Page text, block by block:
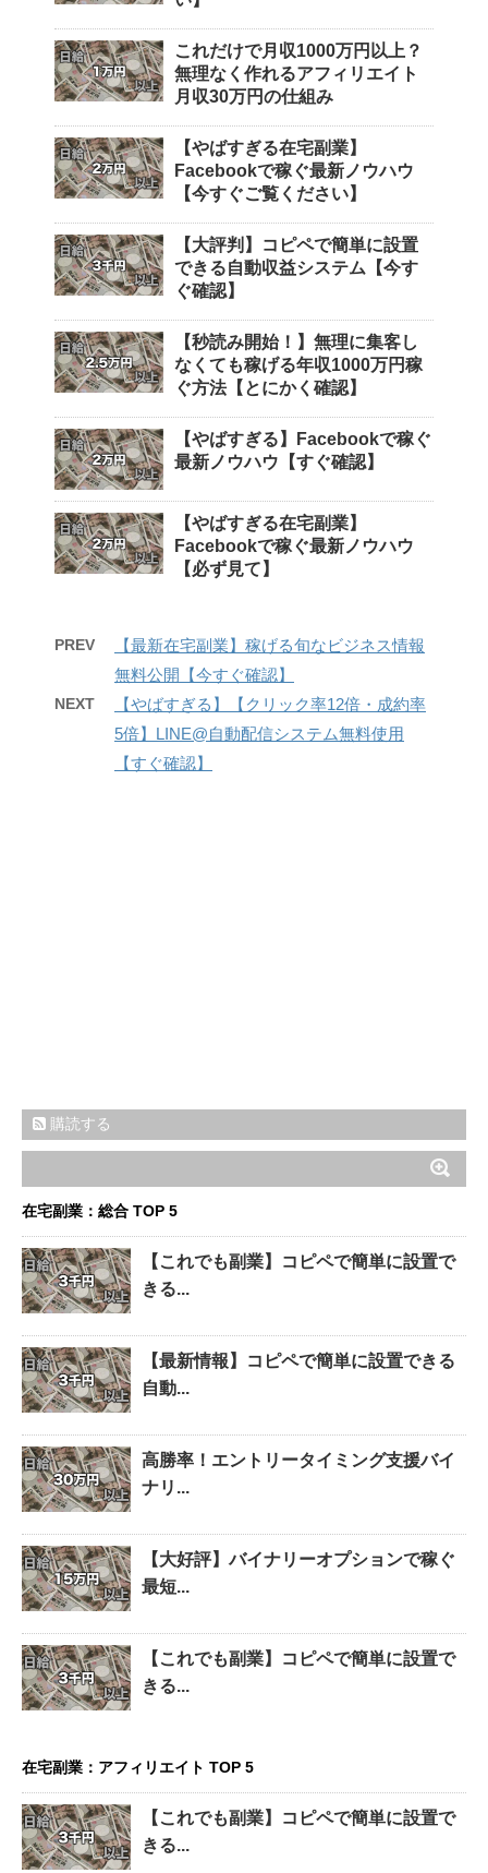
これだけで月収1000万円以上？
無理なく作れるアフィリエイト
月収30万円の仕組み
【やばすぎる在宅副業】
Facebookで稼ぐ最新ノウハウ
【今すぐご覧ください】
【大評判】コピペで簡単に設置
できる自動収益システム【今す
ぐ確認】
【秒読み開始！】無理に集客し
なくても稼げる年収1000万円稼
ぐ方法【とにかく確認】
【やばすぎる】Facebookで稼ぐ
最新ノウハウ【すぐ確認】
【やばすぎる在宅副業】
Facebookで稼ぐ最新ノウハウ
【必ず見て】
PREV
【最新在宅副業】稼げる旬なビジネス情報
無料公開【今すぐ確認】
NEXT
【やばすぎる】【クリック率12倍・成約率
5倍】LINE@自動配信システム無料使用
【すぐ確認】
購読する
在宅副業：総合 TOP 5
【これでも副業】コピペで簡単に設置で
きる...
【最新情報】コピペで簡単に設置できる
自動...
高勝率！エントリータイミング支援バイ
ナリ...
【大好評】バイナリーオプションで稼ぐ
最短...
【これでも副業】コピペで簡単に設置で
きる...
在宅副業：アフィリエイト TOP 5
【これでも副業】コピペで簡単に設置で
きる...